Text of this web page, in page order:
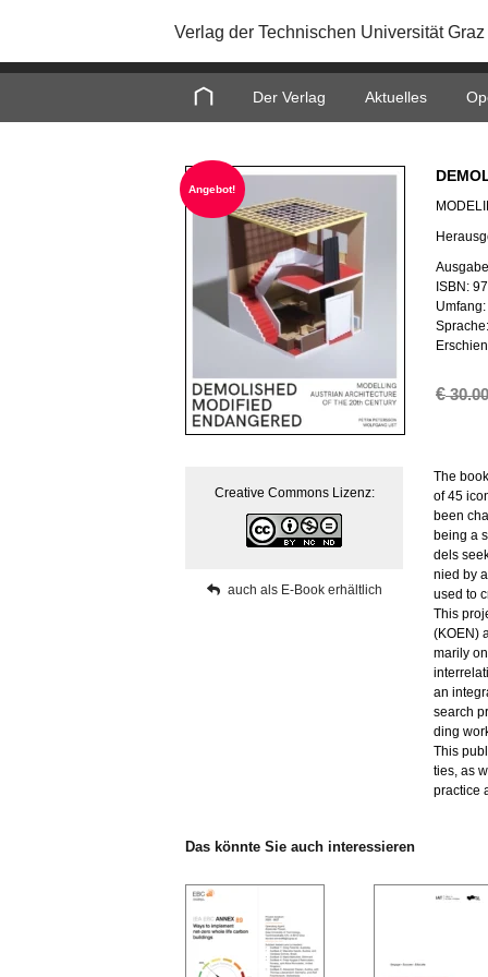
Verlag der Technischen Universität Graz
Home Der Verlag Aktuelles
An­ge­bot!
ISBN:
€30.00
Crea­ti­ve Com­mons Li­zenz:
auch als E-Book er­hält­lich
The
of 45
been
being a
dels
nied by
used to
This
(KOEN)
ma­ri­ly
an
se­arch
ding
This
ties, as
prac­tice
Das könn­te Sie auch in­ter­es­sie­ren